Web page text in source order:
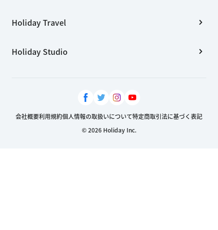
Holiday Travel
Holiday Studio
会社概要利用規約個人情報の取扱いについて特定商取引法に基づく表記
© 2026 Holiday Inc.